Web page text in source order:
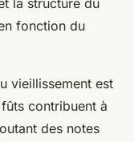
la structure du
fonction du
vieillissement est
contribuent à
des notes